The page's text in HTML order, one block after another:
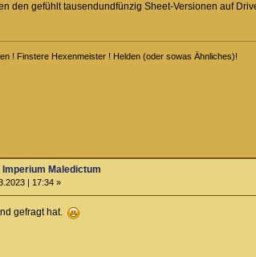
den gefühlt tausendundfünzig Sheet-Versionen auf
! Finstere Hexenmeister ! Helden (oder sowas Ähnliches)!
Maledictum
| 17:34 »
gefragt hat.